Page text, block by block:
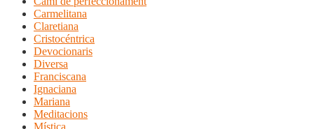
Carmelitana
Claretiana
Cristocéntrica
Devocionaris
Diversa
Franciscana
Ignaciana
Mariana
Meditacions
Mística